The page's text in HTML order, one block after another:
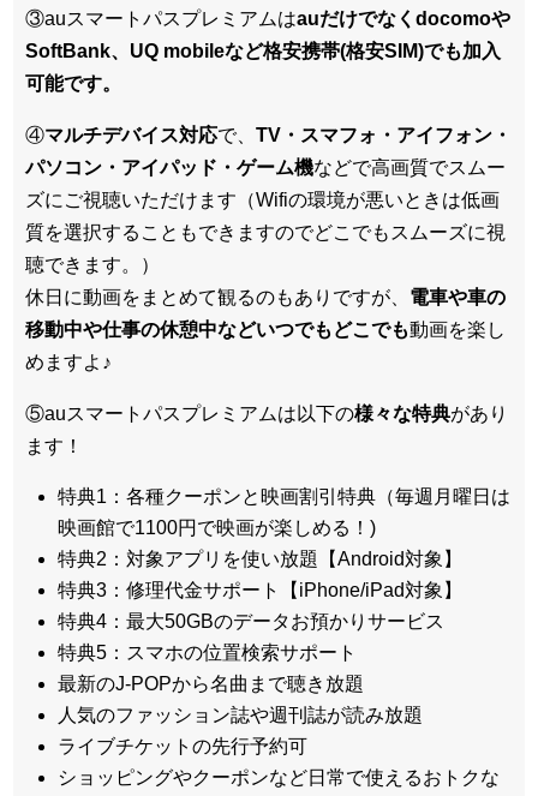
③auスマートパスプレミアムはauだけでなくdocomoや
SoftBank、UQ mobileなど格安携帯(格安SIM)でも加入
可能です。
④マルチデバイス対応で、 TV・スマフォ・アイフォン・
パソコン・アイパッド・ゲーム機などで高画質でスムー
ズにご視聴いただけます（Wifiの環境が悪いときは低画
質を選択することもできますのでどこでもスムーズに視
聴できます。）
休日に動画をまとめて観るのもありですが、 電車や車の
移動中や仕事の休憩中などいつでもどこでも動画を楽し
めますよ♪
⑤auスマートパスプレミアムは以下の様々な特典があり
ます！
特典1：各種クーポンと映画割引特典（毎週月曜日は
映画館で1100円で映画が楽しめる！)
特典2：対象アプリを使い放題【Android対象】
特典3：修理代金サポート【iPhone/iPad対象】
特典4：最大50GBのデータお預かりサービス
特典5：スマホの位置検索サポート
最新のJ-POPから名曲まで聴き放題
人気のファッション誌や週刊誌が読み放題
ライブチケットの先行予約可
ショッピングやクーポンなど日常で使えるおトクな